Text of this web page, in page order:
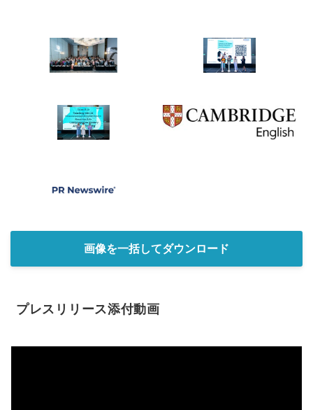
画像を一括してダウンロード
プレスリリース添付動画